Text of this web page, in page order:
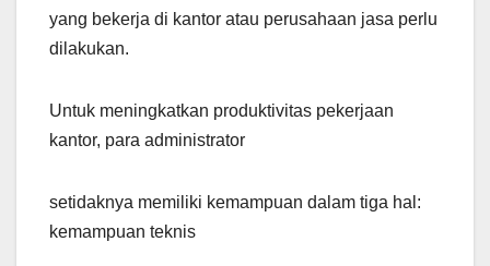
yang bekerja di kantor atau perusahaan jasa perlu
dilakukan.
Untuk meningkatkan produktivitas pekerjaan
kantor, para administrator
setidaknya memiliki kemampuan dalam tiga hal:
kemampuan teknis